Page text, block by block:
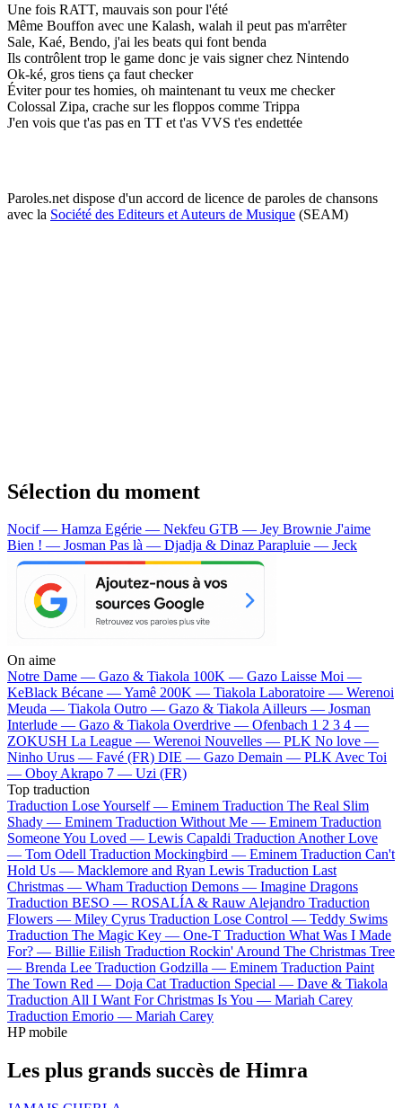
Une fois RATT, mauvais son pour l'été
Même Bouffon avec une Kalash, walah il peut pas m'arrêter
Sale, Kaé, Bendo, j'ai les beats qui font benda
Ils contrôlent trop le game donc je vais signer chez Nintendo
Ok-ké, gros tiens ça faut checker
Éviter pour tes homies, oh maintenant tu veux me checker
Colossal Zipa, crache sur les floppos comme Trippa
J'en vois que t'as pas en TT et t'as VVS t'es endettée
Paroles.net dispose d'un accord de licence de paroles de chansons
avec la Société des Editeurs et Auteurs de Musique (SEAM)
Sélection du moment
Nocif — Hamza Egérie — Nekfeu GTB — Jey Brownie J'aime
Bien ! — Josman Pas là — Djadja & Dinaz Parapluie — Jeck
On aime
Notre Dame — Gazo & Tiakola 100K — Gazo Laisse Moi —
KeBlack Bécane —Yamê 200K — Tiakola Laboratoire — Werenoi
Meuda — Tiakola Outro — Gazo & TiakolaAilleurs — Josman
Interlude — Gazo & Tiakola Overdrive — Ofenbach 1 2 3 4 —
ZOKUSH La League — Werenoi Nouvelles — PLK No love —
Ninho Urus — Favé (FR) DIE — Gazo Demain — PLKAvec Toi
— OboyAkrapo 7 — Uzi (FR)
Top traduction
Traduction Lose Yourself — Eminem Traduction The Real Slim
Shady — Eminem Traduction Without Me — Eminem Traduction
Someone You Loved — Lewis Capaldi Traduction Another Love
— Tom Odell Traduction Mockingbird — Eminem Traduction Can't
Hold Us — Macklemore and Ryan Lewis Traduction Last
Christmas — Wham Traduction Demons — Imagine Dragons
Traduction BESO — ROSALÍA & Rauw Alejandro Traduction
Flowers — Miley Cyrus Traduction Lose Control — Teddy Swims
Traduction The Magic Key — One-T Traduction What Was I Made
For? — Billie Eilish Traduction Rockin' Around The Christmas Tree
— Brenda Lee Traduction Godzilla — Eminem Traduction Paint
The Town Red — Doja Cat Traduction Special — Dave & Tiakola
Traduction All I Want For Christmas Is You — Mariah Carey
Traduction Emorio — Mariah Carey
HP mobile
Les plus grands succès de Himra